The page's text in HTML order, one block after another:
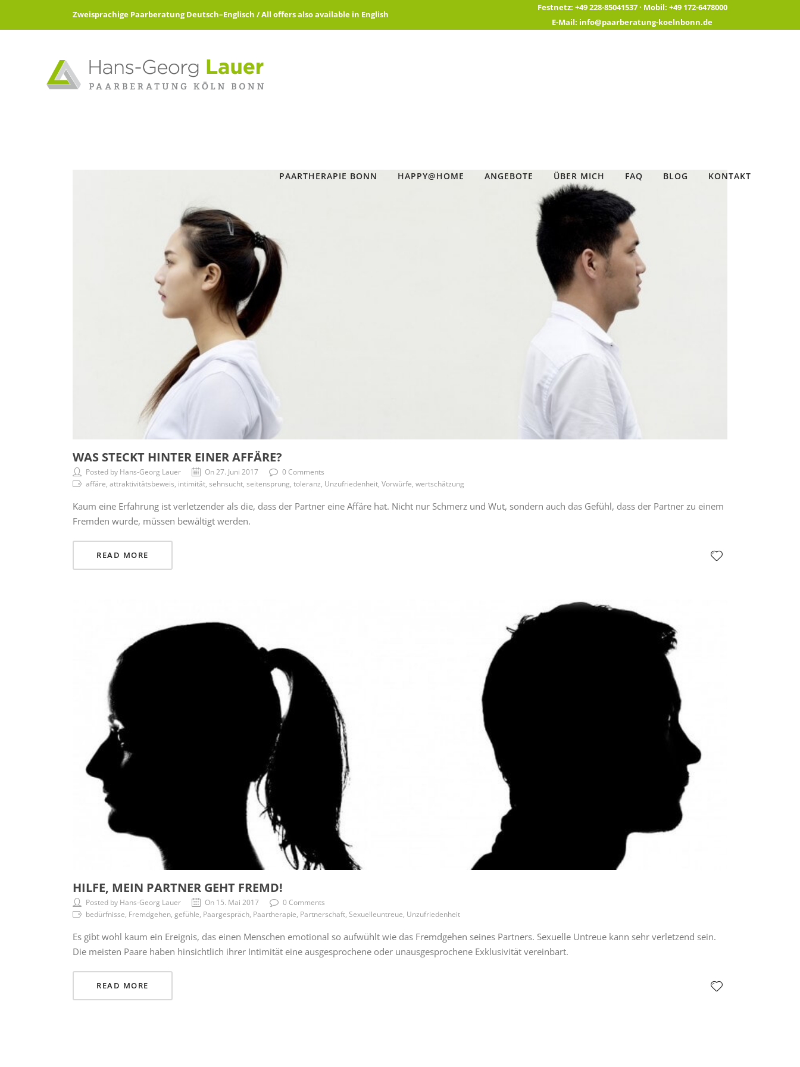
Zweisprachige Paarberatung Deutsch–Englisch / All offers also available in English
Festnetz: +49 228-85041537 · Mobil: +49 172-6478000
E-Mail: info@paarberatung-koelnbonn.de
PAARTHERAPIE BONN HAPPY@HOME ANGEBOTE ÜBER MICH FAQ BLOG KONTAKT
WAS STECKT HINTER EINER AFFÄRE?
Posted by Hans-Georg Lauer On 27. Juni 2017
0 Comments
affäre, attraktivitätsbeweis, intimität, sehnsucht, seitensprung, toleranz, Unzufriedenheit, Vorwürfe, wertschätzung
Kaum eine Erfahrung ist verletzender als die, dass der Partner eine Affäre hat. Nicht nur Schmerz und Wut, sondern auch das Gefühl, dass der Partner zu einem
Fremden wurde, müssen bewältigt werden.
READ MORE
HILFE, MEIN PARTNER GEHT FREMD!
Posted by Hans-Georg Lauer On 15. Mai 2017
0 Comments
bedürfnisse, Fremdgehen, gefühle, Paargespräch, Paartherapie, Partnerschaft, Sexuelleuntreue, Unzufriedenheit
Es gibt wohl kaum ein Ereignis, das einen Menschen emotional so aufwühlt wie das Fremdgehen seines Partners. Sexuelle Untreue kann sehr verletzend sein.
Die meisten Paare haben hinsichtlich ihrer Intimität eine ausgesprochene oder unausgesprochene Exklusivität vereinbart.
READ MORE